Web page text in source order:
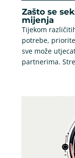
Zašto se
mijenja
Tijekom
potrebe,
sve može
partnerima.